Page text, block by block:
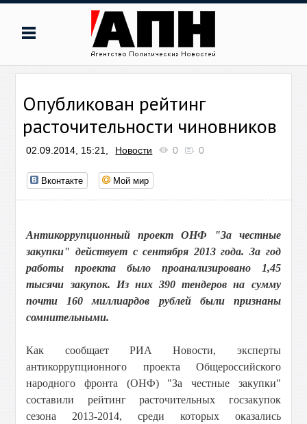
Опубликован рейтинг
расточительности чиновников
02.09.2014, 15:21, Новости 0 0
Вконтакте Мой мир
Антикоррупционный проект ОНФ "За честные
закупки" действует с сентября 2013 года. За год
работы проекта было проанализировано 1,45
тысячи закупок. Из них 390 тендеров на сумму
почти 160 миллиардов рублей были признаны
сомнительными.
Как сообщает РИА Новости, эксперты
антикоррупционного проекта Общероссийского
народного фронта (ОНФ) "За честные закупки"
составили рейтинг расточительных госзакупок
сезона 2013-2014, среди которых оказались